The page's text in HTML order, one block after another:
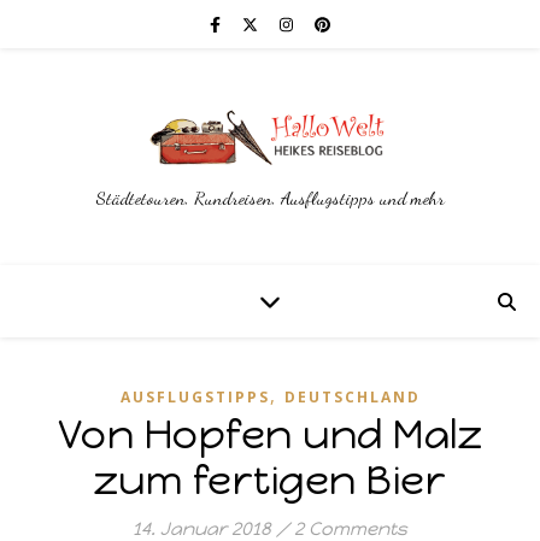
Städtetouren, Rundreisen, Ausflugstipps und mehr
AUSFLUGSTIPPS, DEUTSCHLAND
Von Hopfen und Malz
zum fertigen Bier
14. Januar 2018 / 2 Comments